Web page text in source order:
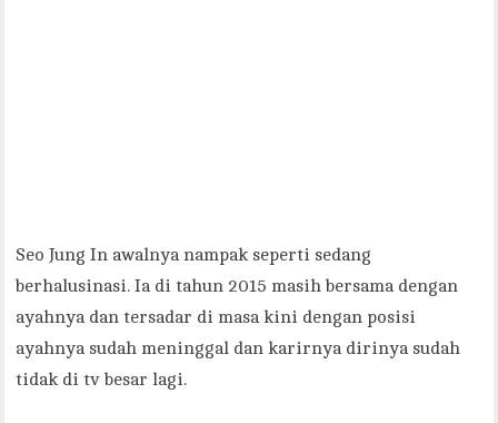
Seo Jung In awalnya nampak seperti sedang
berhalusinasi. Ia di tahun 2015 masih bersama dengan
ayahnya dan tersadar di masa kini dengan posisi
ayahnya sudah meninggal dan karirnya dirinya sudah
tidak di tv besar lagi.